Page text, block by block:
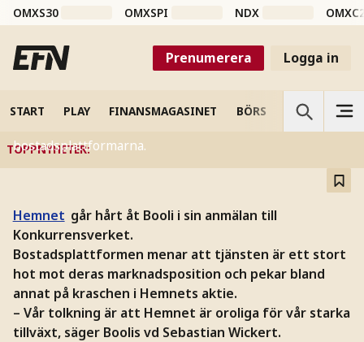
OMXS30 OMXSPI NDX
Prenumerera Logga in
START PLAY FINANSMAGASINET BÖRS VETENSKAP
TOPPNYHETER:
BÖRS OCH FINANS
Hemnets infekterade strid
med Booli: ”Oroliga”
Hemnet har anmält Booli till Konkurrensverket. EFN kan
bostadsplattformarna.
Hemnet går hårt åt Booli i sin anmälan till
Konkurrensverket.
Bostadsplattformen menar att tjänsten är ett stort
hot mot deras marknadsposition och pekar bland
annat på kraschen i Hemnets aktie.
– Vår tolkning är att Hemnet är oroliga för vår starka
tillväxt, säger Boolis vd Sebastian Wickert.